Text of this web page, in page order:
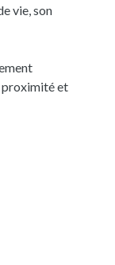
vie, son
proximité et